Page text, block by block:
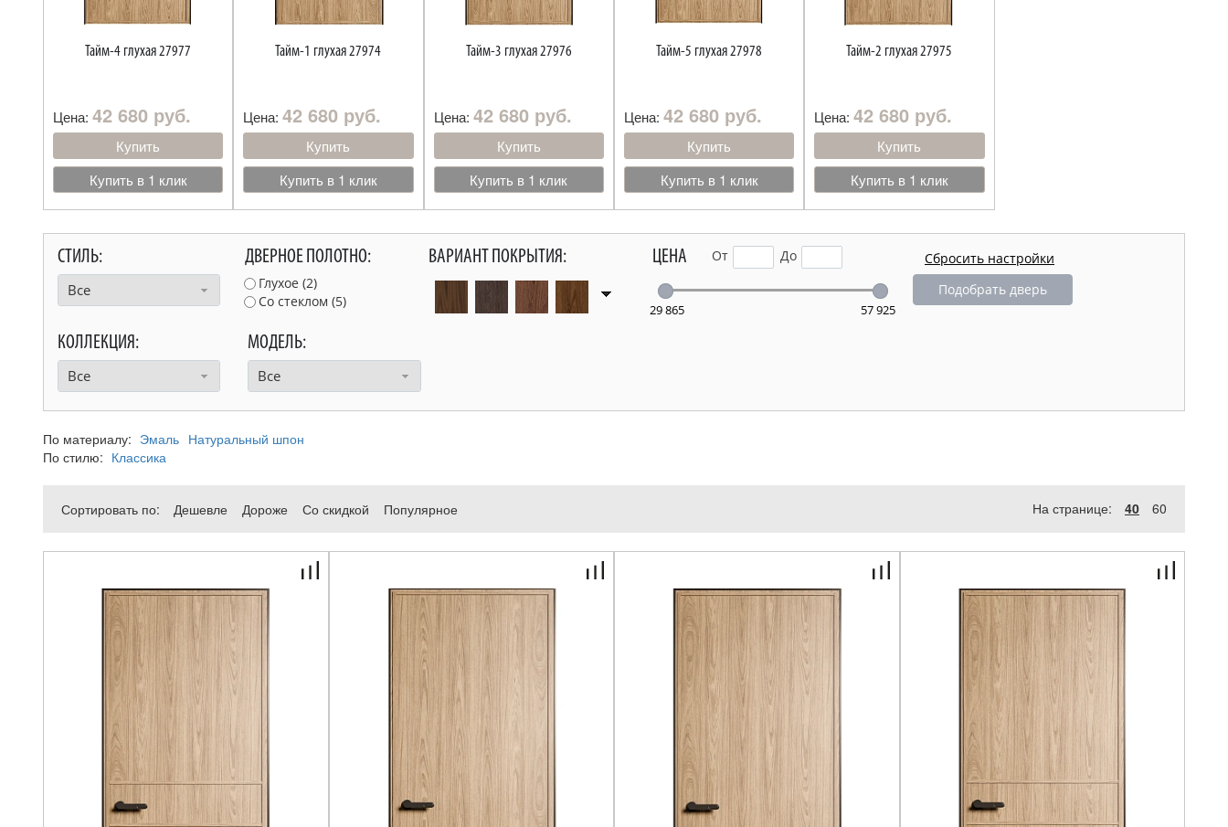
Тайм-4 глухая 27977
Цена: 42 680 руб.
Купить
Купить в 1 клик
Тайм-1 глухая 27974
Цена:42 680 руб.
Купить
Купить в 1 клик
Тайм-3 глухая 27976
Цена: 42 680 руб.
Купить
Купить в 1 клик
Тайм-5 глухая 27978
Цена: 42 680 руб.
Купить
Купить в 1 клик
Тайм-2 глухая 27975
Цена:42 680 руб.
Купить
Купить в 1 клик
ЦЕНА От До
29 865 57 925
СТИЛЬ:
Все
ДВЕРНОЕ ПОЛОТНО:
Глухое (2)
Со стеклом (5)
ВАРИАНТ ПОКРЫТИЯ:
Подобрать дверь
КОЛЛЕКЦИЯ:
Все
МОДЕЛЬ:
Все
По материалу: Эмаль Натуральный шпон
По стилю: Классика
Сортировать по: Дешевле Дороже Со скидкой Популярное На странице: 40 60